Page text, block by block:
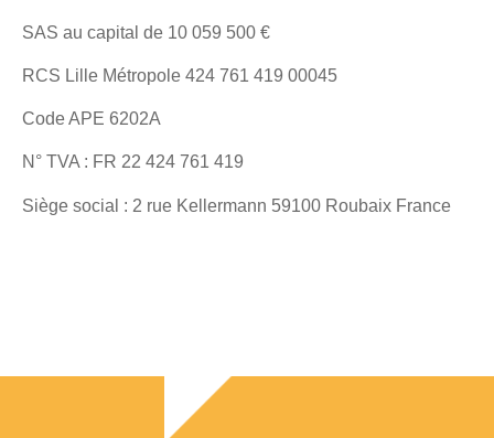
SAS au capital de 10 059 500 €
RCS Lille Métropole 424 761 419 00045
Code APE 6202A
N° TVA : FR 22 424 761 419
Siège social : 2 rue Kellermann 59100 Roubaix France